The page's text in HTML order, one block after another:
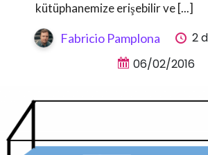
kütüphanemize erişebilir ve [...]
Fabricio Pamplona
2
06/02/2016